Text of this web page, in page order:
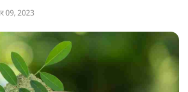
09, 2023